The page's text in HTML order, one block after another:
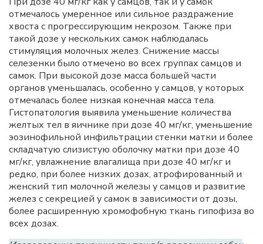
отмечалось умеренное или сильное раздражение
хвоста с прогрессирующим некрозом. Также при
такой дозе у нескольких самок наблюдалась
стимуляция молочных желез. Снижение массы
селезенки было отмечено во всех группах самцов и
самок. При высокой дозе масса большей части
органов уменьшалась, особенно у самцов, у которых
отмечалась более низкая конечная масса тела.
Гистопатология выявила уменьшение количества
желтых тел в яичнике при дозе 40 мг/кг, уменьшение
эозинофильной инфильтрации стенки матки и более
складчатую слизистую оболочку матки при дозе 40
мг/кг, увлажнение влагалища при дозе 40 мг/кг и
редко, при более низких дозах, атрофированный и
женский тип молочной железы у самцов и развитие
желез с секрецией у самок в зависимости от дозы,
более расширенную хромофобную ткань гипофиза во
всех дозах.